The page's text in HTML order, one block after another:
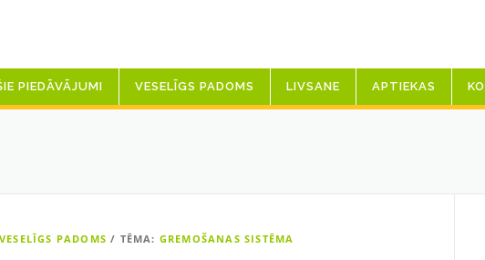
PIEDĀVĀJUMI VESELĪGS PADOMS LIVSANE APTIEKAS
VESELĪGS PADOMS / TĒMA: GREMOŠANAS SISTĒMA